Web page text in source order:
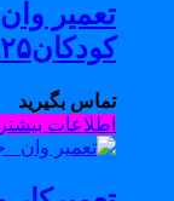
تعمیر
کودکان۰۹۱۲۱۵۰۷۸۲۵
تماس بگیرید
اطلاعات بیشتر